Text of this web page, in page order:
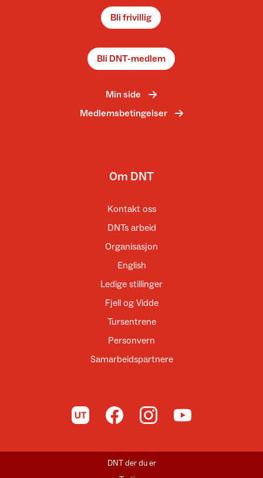
Bli frivillig
Bli DNT-medlem
Min side
Medlemsbetingelser
Om DNT
Kontakt oss
DNTs arbeid
Organisasjon
English
Ledige stillinger
Fjell og Vidde
Tursentrene
Personvern
Samarbeidspartnere
Til UT.no Til DNT på Facebook
Til DNT på Instagram
Til DNT på YouTube
DNT der du er